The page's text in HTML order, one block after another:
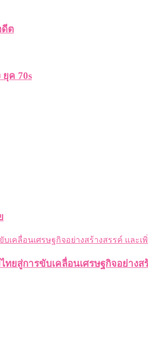
ดีต
ค 70s
สู่การขับเคลื่อนเศรษฐกิจอย่าง